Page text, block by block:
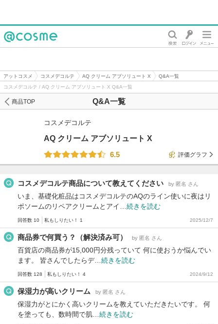
アットコスメ コスメデコルテ AQ クリーム アブソリュート X
Q&A一覧
コスメデコルテ / AQ クリーム アブソリュート X Q&A一覧
Q&A一覧
商品TOP
コスメデコルテ
AQ クリーム アブソリュート X
6.5
評価グラフ
コスメデコルテ商品について教えてください by 匿名 さん
いま、基礎化粧品はコスメデコルテのAQのライン使いに夜はリ
ポソームのリペアクリームとアイ… 続きを読む
回答数 10 私もしりたい！ 1 2025/12/7
商品券で何買う？（解決済み可） by 匿名 さん
百貨店の商品券が15,000円分残っていて 何に使おうか悩んでい
ます。 皆さんでしたらデ… 続きを読む
回答数 128 私もしりたい！ 4 2024/9/12
保湿力が高いクリーム by 匿名 さん
保湿力がとにかく高いクリームを教えていただきたいです。 何
を塗っても、数時間で肌… 続きを読む